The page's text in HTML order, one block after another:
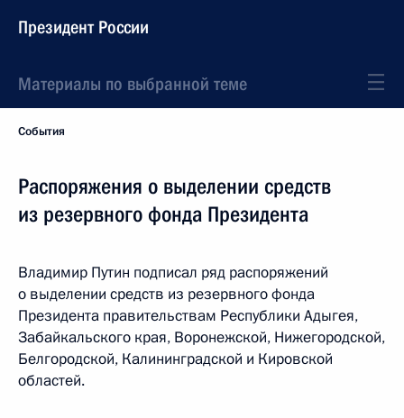
Президент России
Материалы по выбранной теме
События
Распоряжения о выделении средств
из резервного фонда Президента
Владимир Путин подписал ряд распоряжений
о выделении средств из резервного фонда
Президента правительствам Республики Адыгея,
Забайкальского края, Воронежской, Нижегородской,
Белгородской, Калининградской и Кировской
областей.